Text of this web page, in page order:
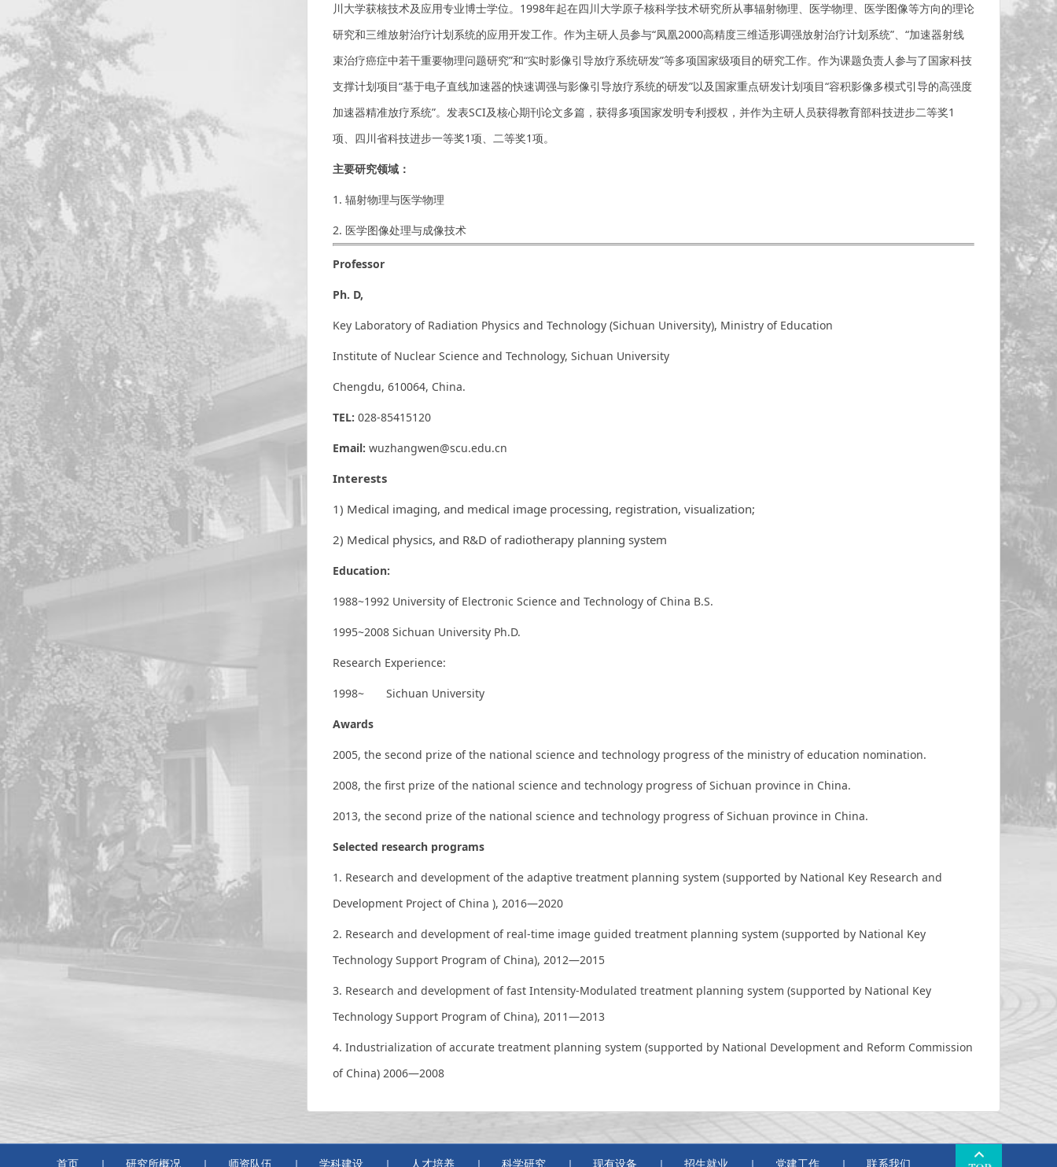
川大学获核技术及应用专业博士学位。1998年起在四川大学原子核科学技术研究所从事辐射物理、医学物理、医学图像等方向的理论
研究和三维放射治疗计划系统的应用开发工作。作为主研人员参与“凤凰2000高精度三维适形调强放射治疗计划系统”、“加速器射线
束治疗癌症中若干重要物理问题研究”和“实时影像引导放疗系统研发”等多项国家级项目的研究工作。作为课题负责人参与了国家科技
支撑计划项目“基于电子直线加速器的快速调强与影像引导放疗系统的研发”以及国家重点研发计划项目“容积影像多模式引导的高强度
加速器精准放疗系统”。发表SCI及核心期刊论文多篇，获得多项国家发明专利授权，并作为主研人员获得教育部科技进步二等奖1
项、四川省科技进步一等奖1项、二等奖1项。
主要研究领域：
1. 辐射物理与医学物理
2. 医学图像处理与成像技术
Professor
Ph. D,
Key Laboratory of Radiation Physics and Technology (Sichuan University), Ministry of Education
Institute of Nuclear Science and Technology, Sichuan University
Chengdu, 610064, China.
TEL: 028-85415120
Email: wuzhangwen@scu.edu.cn
Interests
1) Medical imaging, and medical image processing, registration, visualization;
2) Medical physics, and R&D of radiotherapy planning system
Education:
1988~1992 University of Electronic Science and Technology of China B.S.
1995~2008 Sichuan University Ph.D.
Research Experience:
1998~ Sichuan University
Awards
2005, the second prize of the national science and technology progress of the ministry of education nomination.
2008, the first prize of the national science and technology progress of Sichuan province in China.
2013, the second prize of the national science and technology progress of Sichuan province in China.
Selected research programs
1. Research and development of the adaptive treatment planning system (supported by National Key Research and
Development Project of China ), 2016—2020
2. Research and development ofreal-time image guided treatment planning system (supported by National Key
Technology Support Program of China), 2012—2015
3. Research and development of fast Intensity-Modulated treatment planning system (supported by National Key
Technology Support Program of China), 2011—2013
4. Industrialization of accurate treatment planning system (supported by National Development and Reform Commission
of China) 2006—2008
首页 研究所概况 师资队伍 学科建设 人才培养 科学研究 现有设备 招生就业 党建工作 联系我们